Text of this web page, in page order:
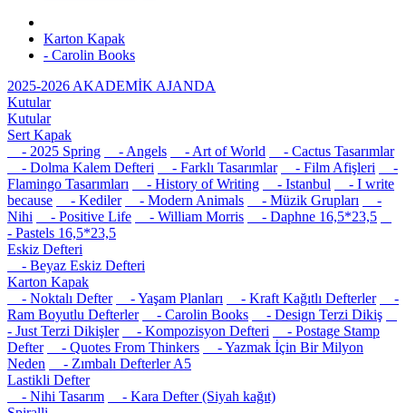
Karton Kapak
- Carolin Books
2025-2026 AKADEMİK AJANDA
Kutular
Kutular
Sert Kapak
- 2025 Spring
- Angels - Art of World
- Cactus Tasarımlar
- Dolma Kalem Defteri
- Farklı Tasarımlar - Film Afişleri
-
Flamingo Tasarımları
- History of Writing - Istanbul
- I write
because
- Kediler - Modern Animals - Müzik Grupları
-
Nihi
- Positive Life - William Morris
- Daphne 16,5*23,5
- Pastels 16,5*23,5
Eskiz Defteri
- Beyaz Eskiz Defteri
Karton Kapak
- Noktalı Defter
- Yaşam Planları - Kraft Kağıtlı Defterler
-
Ram Boyutlu Defterler
- Carolin Books
- Design Terzi Dikiş
- Just Terzi Dikişler
- Kompozisyon Defteri
- Postage Stamp
Defter
- Quotes From Thinkers
- Yazmak İçin Bir Milyon
Neden
- Zımbalı Defterler A5
Lastikli Defter
- Nihi Tasarım
- Kara Defter (Siyah kağıt)